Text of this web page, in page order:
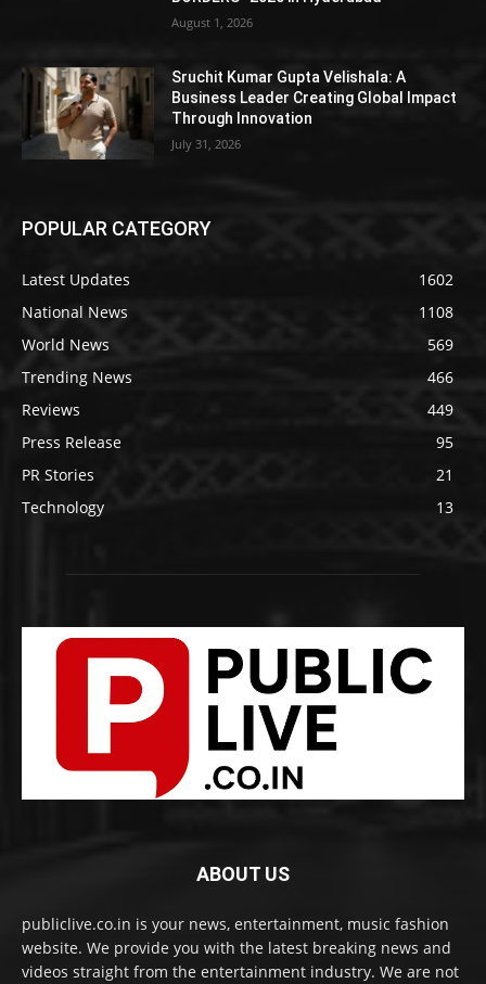
August 1, 2026
Sruchit Kumar Gupta Velishala: A
Business Leader Creating Global Impact
Through Innovation
July 31, 2026
POPULAR CATEGORY
Latest Updates
1602
National News
1108
World News
569
Trending News
466
Reviews
449
Press Release
95
PR Stories
21
Technology
13
ABOUT US
publiclive.co.in is your news, entertainment, music fashion
website. We provide you with the latest breaking news and
videos straight from the entertainment industry. We are not